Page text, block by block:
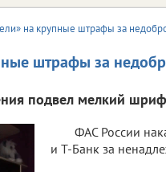
на крупные штрафы за
штрафы за
подвел мелкий
ФАС России
и Т-Банк за